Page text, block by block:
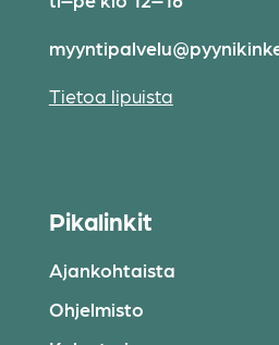
Tietoa lipuista
Pikalinkit
Ajankohtaista
Ohjelmisto